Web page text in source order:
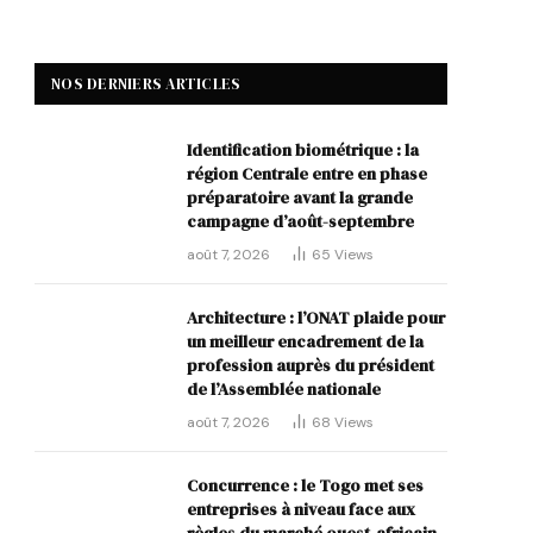
NOS DERNIERS ARTICLES
Identification biométrique : la
région Centrale entre en phase
préparatoire avant la grande
campagne d’août-septembre
août 7, 2026 65 Views
Architecture : l’ONAT plaide pour
un meilleur encadrement de la
profession auprès du président
de l’Assemblée nationale
août 7, 2026 68 Views
Concurrence : le Togo met ses
entreprises à niveau face aux